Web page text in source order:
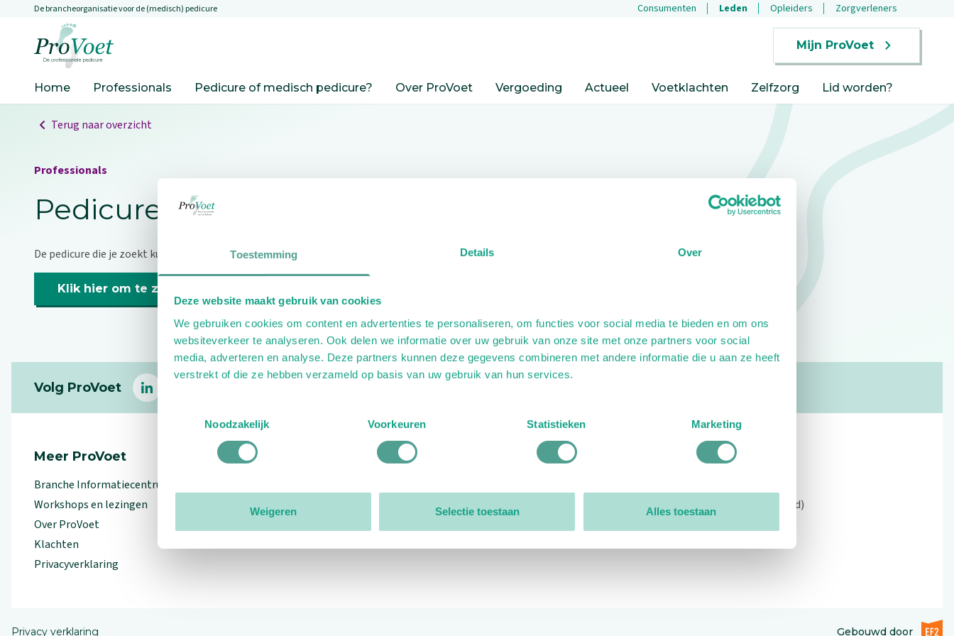
Toestemming Details Over
Deze website maakt gebruik van cookies
We gebruiken cookies om content en advertenties te personaliseren, om functies voor social media te bieden en om ons
websiteverkeer te analyseren. Ook delen we informatie over uw gebruik van onze site met onze partners voor social
media, adverteren en analyse. Deze partners kunnen deze gegevens combineren met andere informatie die u aan ze heeft
verstrekt of die ze hebben verzameld op basis van uw gebruik van hun services.
Noodzakelijk
Voorkeuren Statistieken Marketing
Weigeren Selectie toestaan Alles toestaan
Overslaan en naar de inhoud gaan
De brancheorganisatie voor de (medisch) pedicure Consumenten Leden Opleiders Zorgverleners
Mijn ProVoet
Home Professionals Pedicure of medisch pedicure? Over ProVoet Vergoeding Actueel Voetklachten Zelfzorg Lid worden?
Terug naar overzicht
Professionals
Pedicure niet gevonden
De pedicure die je zoekt kunnen we niet vinden.
Klik hier om te zoeken naar een andere pedicure.
Volg ProVoet
linkedin
Meer ProVoet
Branche Informatiecentrum
Workshops en lezingen
Over ProVoet
Klachten
Privacyverklaring
Organisatie
Open: 09:00 - 12:30 (alleen ochtend)
Privacy verklaring Gebouwd doorEF2